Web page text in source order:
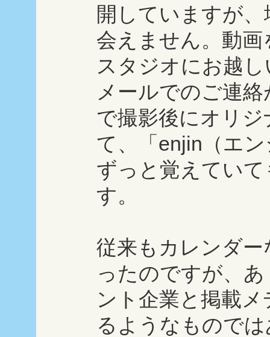
開していますが
会えません。動
スタジオにお越
メールでのご連
で撮影後にオリ
て、「enjin（エ
ずっと覚えてい
す。
従来もカレンダ
ったのですが、
ント企業と掲載
るようなもので